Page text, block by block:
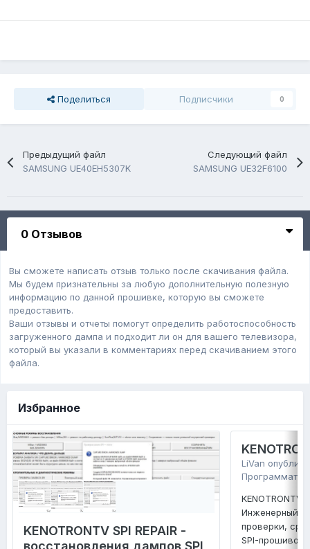
Поделиться Подписчики 0
Предыдущий файл
SAMSUNG UE40EH5307K
Следующий файл
SAMSUNG UE32F6100
0 Отзывов
Вы сможете написать отзыв только после скачивания файла.
Мы будем признательны за любую дополнительную полезную
информацию по данной прошивке, которую вы сможете
предоставить.
Ваши отзывы и отчеты помогут определить работоспособность
загруженного дампa и подходит ли он для вашего телевизора,
который вы указали в комментариях перед скачиванием этого
файла.
Избранное
KENOTRONTV SPI REPAIR -
LiVan
KENOTRONTV
Инженерный
проверки,
SPI-прошивок